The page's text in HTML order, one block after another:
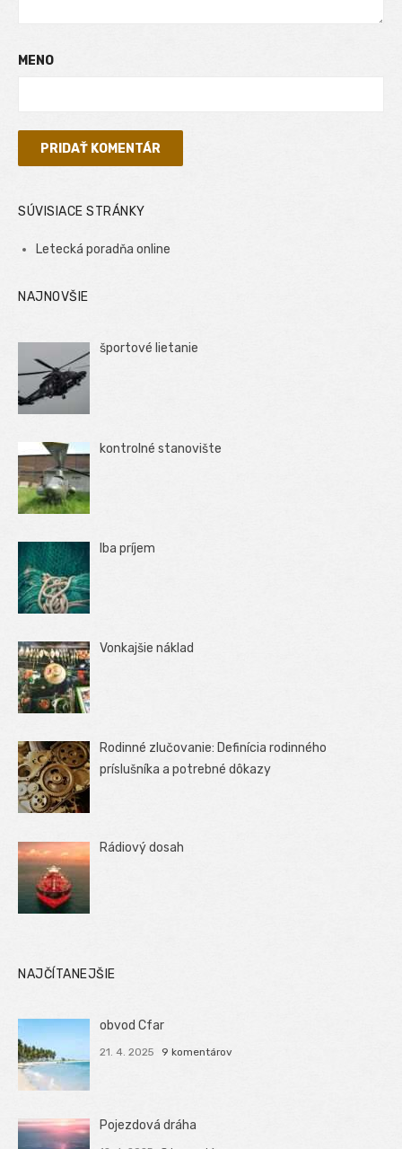
MENO
SÚVISIACE STRÁNKY
Letecká poradňa online
NAJNOVŠIE
športové lietanie
kontrolné stanovište
Iba príjem
Vonkajšie náklad
Rodinné zlučovanie: Definícia rodinného
príslušníka a potrebné dôkazy
Rádiový dosah
NAJČÍTANEJŠIE
obvod Cfar
21. 4. 2025 9 komentárov
Pojezdová dráha